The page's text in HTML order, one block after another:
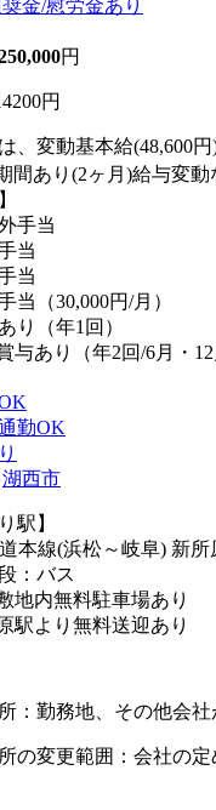
金/慰労金あり
円
円
、変動基本給(48,600円
間あり(2ヶ月)給与変動
手当
当
当
当（30,000円/月）
り（年1回）
与あり（年2回/6月・12
勤OK
湖西市
駅】
本線(浜松～岐阜) 新所
：バス
地内無料駐車場あり
駅より無料送迎あり
：勤務地、その他会社
の変更範囲：会社の